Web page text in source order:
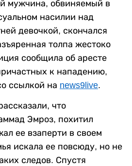
мужчина, обвиняемый в
насилии над
девочкой, скончался
толпа жестоко
сообщила об аресте
к нападению,
ссылкой на news9live.
что
Эмроз, похитил
ее взаперти в своем
искала ее повсюду, но не
следов. Спустя